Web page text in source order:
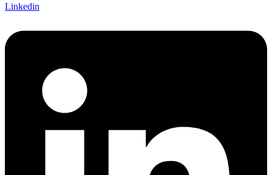
Linkedin